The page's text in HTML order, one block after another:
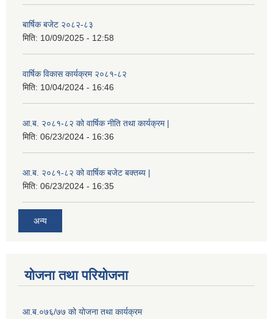
बार्षिक बजेट २०८२-८३
मिति: 10/09/2025 - 12:58
वार्षिक विकास कार्यक्रम २०८१-८२
मिति: 10/04/2024 - 16:46
आ.ब. २०८१-८२ को वार्षिक नीति तथा कार्यक्रम |
मिति: 06/23/2024 - 16:36
आ.ब. २०८१-८२ को वार्षिक बजेट बक्तब्य |
मिति: 06/23/2024 - 16:35
अन्य
योजना तथा परियोजना
आ.ब.०७६/७७ को योजना तथा कार्यक्रम